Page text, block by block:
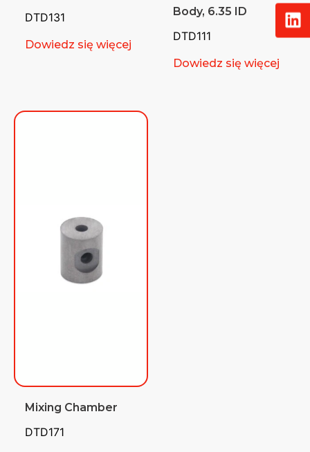
DTD131
Dowiedz się więcej
Body, 6.35 ID
DTD111
Dowiedz się więcej
Mixing Chamber
DTD171